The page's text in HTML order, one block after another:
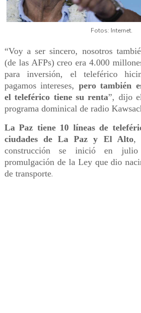
Fotos: Internet.
“Voy a ser sincero, nosotros
(de las AFPs) creo era 4.000
para inversión, el teleférico
pagamos intereses, pero también
el teleférico tiene su renta”, dijo
programa dominical de radio
La Paz tiene 10 líneas de
ciudades de La Paz y El Alto,
construcción se inició en
promulgación de la Ley que dio
de transporte.